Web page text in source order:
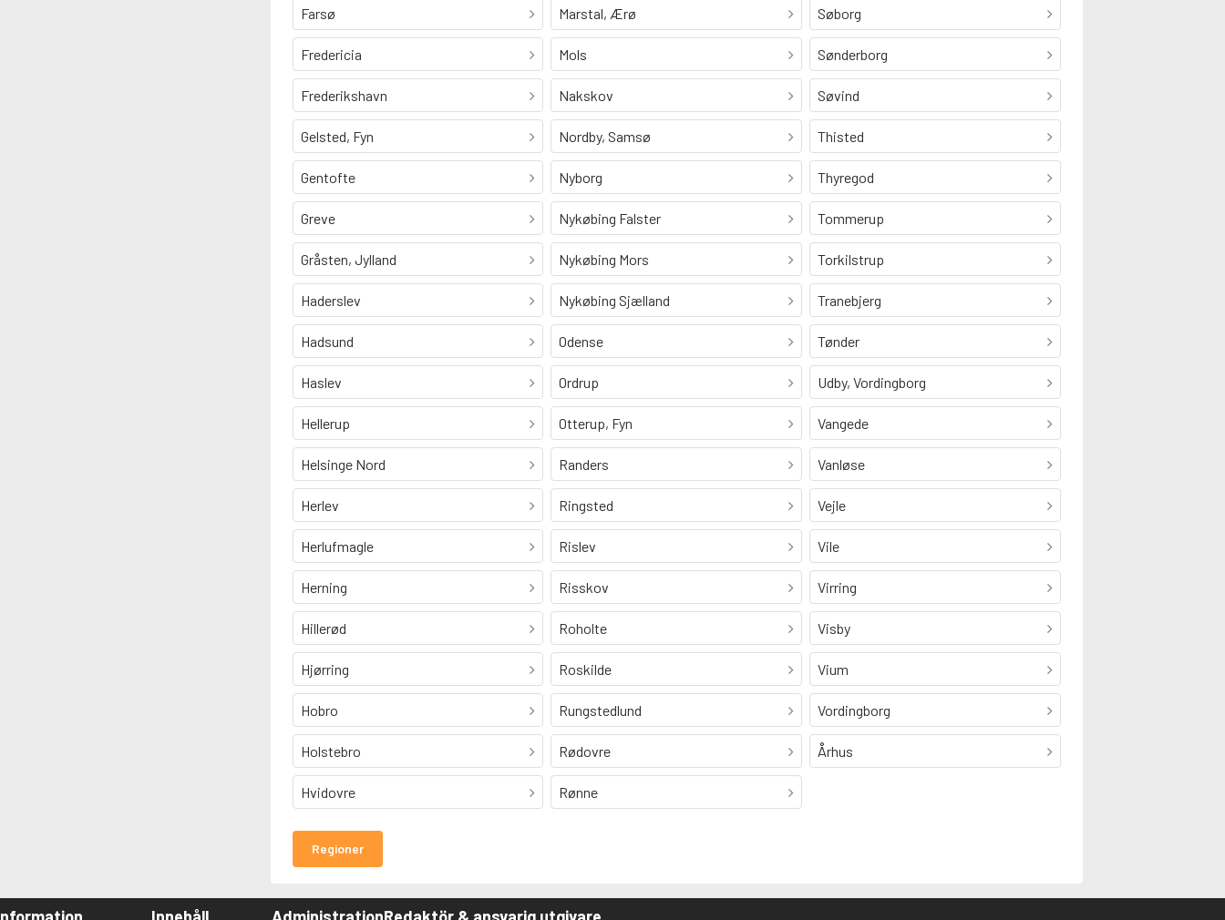
Farsø
Fredericia
Frederikshavn
Gelsted, Fyn
Gentofte
Greve
Gråsten, Jylland
Haderslev
Hadsund
Haslev
Hellerup
Helsinge Nord
Herlev
Herlufmagle
Herning
Hillerød
Hjørring
Hobro
Holstebro
Hvidovre
Marstal, Ærø
Mols
Nakskov
Nordby, Samsø
Nyborg
Nykøbing Falster
Nykøbing Mors
Nykøbing Sjælland
Odense
Ordrup
Otterup, Fyn
Randers
Ringsted
Rislev
Risskov
Roholte
Roskilde
Rungstedlund
Rødovre
Rønne
Søborg
Sønderborg
Søvind
Thisted
Thyregod
Tommerup
Torkilstrup
Tranebjerg
Tønder
Udby, Vordingborg
Vangede
Vanløse
Vejle
Vile
Virring
Visby
Vium
Vordingborg
Århus
Regioner